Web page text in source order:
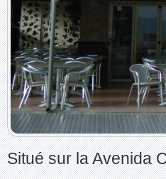
Situé sur la Avenida